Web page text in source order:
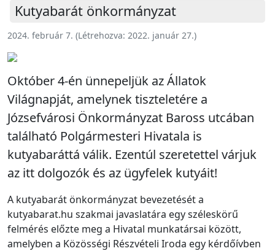
Kutyabarát önkormányzat
2024. február 7. (Létrehozva: 2022. január 27.)
Október 4-én ünnepeljük az Állatok
Világnapját, amelynek tiszteletére a
Józsefvárosi Önkormányzat Baross utcában
található Polgármesteri Hivatala is
kutyabaráttá válik. Ezentúl szeretettel várjuk
az itt dolgozók és az ügyfelek kutyáit!
A kutyabarát önkormányzat bevezetését a
kutyabarat.hu szakmai javaslatára egy széleskörű
felmérés előzte meg a Hivatal munkatársai között,
amelyben a Közösségi Részvételi Iroda egy kérdőívben